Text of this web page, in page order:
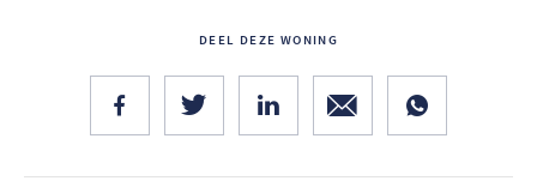
DEEL DEZE WONING